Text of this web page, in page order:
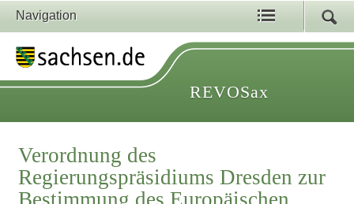
Navigation
REVOSax
Verordnung des
Regierungspräsidiums Dresden zur